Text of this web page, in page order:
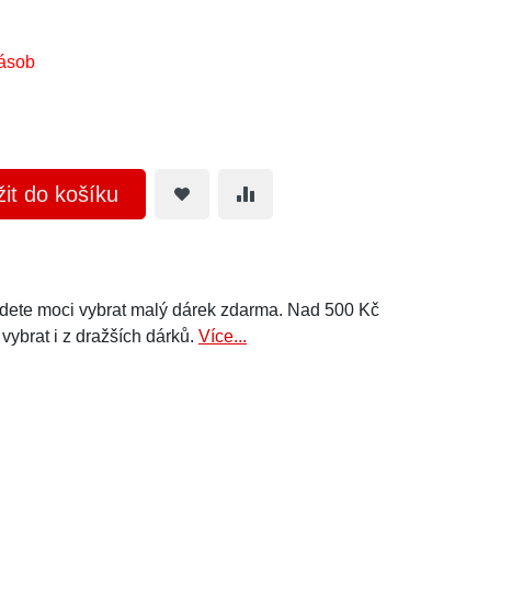
do košíku
moci vybrat malý dárek zdarma. Nad 500 Kč
i z dražších dárků. Více...